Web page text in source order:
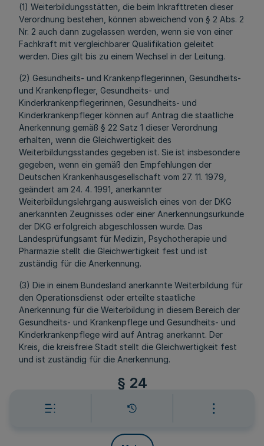
(1) Weiterbildungsstätten, die beim Inkrafttreten dieser
Verordnung bestehen, können abweichend von § 2 Abs. 2
Nr. 2 auch dann zugelassen werden, wenn sie von einer
Fachkraft mit vergleichbarer Qualifikation geleitet
werden. Dies gilt bis zu einem Wechsel in der Leitung.
(2) Gesundheits- und Krankenpflegerinnen, Gesundheits-
und Krankenpfleger, Gesundheits- und
Kinderkrankenpflegerinnen, Gesundheits- und
Kinderkrankenpfleger können auf Antrag die staatliche
Anerkennung gemäß § 22 Satz 1 dieser Verordnung
erhalten, wenn die Gleichwertigkeit des
Weiterbildungsstandes gegeben ist. Sie ist insbesondere
gegeben, wenn ein gemäß den Empfehlungen der
Deutschen Krankenhausgesellschaft vom 27. 11. 1979,
geändert am 24. 4. 1991, anerkannter
Weiterbildungslehrgang ausweislich eines von der DKG
anerkannten Zeugnisses oder einer Anerkennungsurkunde
der DKG erfolgreich abgeschlossen wurde. Das
Landesprüfungsamt für Medizin, Psychotherapie und
Pharmazie stellt die Gleichwertigkeit fest und ist
zuständig für die Anerkennung.
(3) Die in einem Bundesland anerkannte Weiterbildung für
den Operationsdienst oder erteilte staatliche
Anerkennung für die Weiterbildung in diesem Bereich der
Gesundheits- und Krankenpflege und Gesundheits- und
Kinderkrankenpflege wird auf Antrag anerkannt. Der
Kreis, die kreisfreie Stadt stellt die Gleichwertigkeit fest
und ist zuständig für die Anerkennung.
§ 24
Gleichwertigkeit der
Weiterbildung